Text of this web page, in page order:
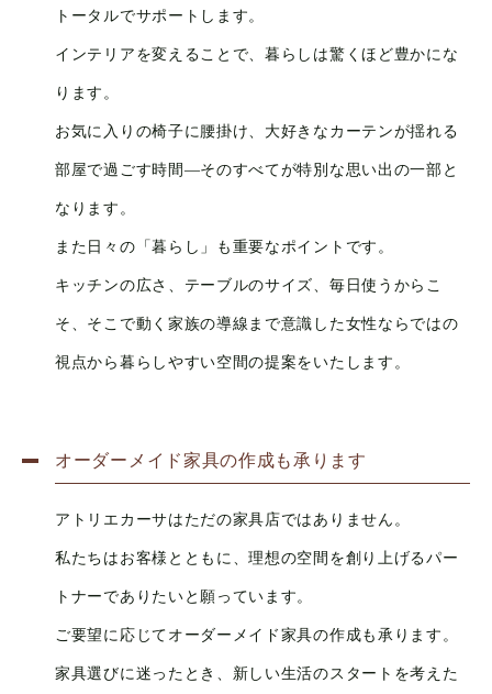
トータルでサポートします。
インテリアを変えることで、暮らしは驚くほど豊かにな
ります。
お気に入りの椅子に腰掛け、大好きなカーテンが揺れる
部屋で過ごす時間—そのすべてが特別な思い出の一部と
なります。
また日々の「暮らし」も重要なポイントです。
キッチンの広さ、テーブルのサイズ、毎日使うからこ
そ、そこで動く家族の導線まで意識した女性ならではの
視点から暮らしやすい空間の提案をいたします。
オーダーメイド家具の作成も承ります
アトリエカーサはただの家具店ではありません。
私たちはお客様とともに、理想の空間を創り上げるパー
トナーでありたいと願っています。
ご要望に応じてオーダーメイド家具の作成も承ります。
家具選びに迷ったとき、新しい生活のスタートを考えた